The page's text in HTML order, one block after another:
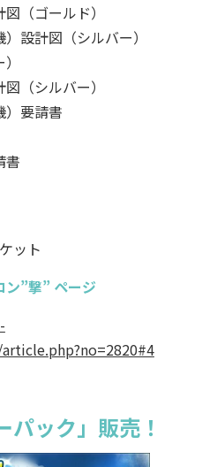
（ゴールド）
設計図（シルバー）
（シルバー）
）要請書
書
ット
”撃” ページ
パック」販売！